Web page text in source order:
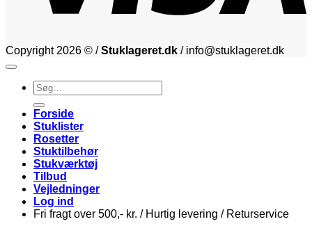
Copyright 2026 © /Stuklageret.dk / info@stuklageret.dk
Søg
efter:
Forside
Stuklister
Rosetter
Stuktilbehør
Stukværktøj
Tilbud
Vejledninger
Log ind
Fri fragt over 500,- kr. / Hurtig levering / Returservice